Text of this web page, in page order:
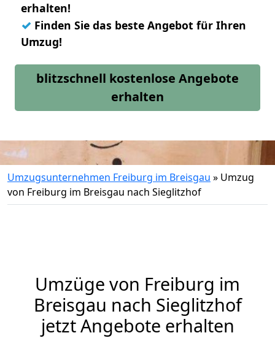
erhalten!
✓ Finden Sie das beste Angebot für Ihren
Umzug!
blitzschnell kostenlose Angebote
erhalten
Umzugsunternehmen Freiburg im Breisgau » Umzug
von Freiburg im Breisgau nach Sieglitzhof
Umzüge von Freiburg im
Breisgau nach Sieglitzhof
jetzt Angebote erhalten